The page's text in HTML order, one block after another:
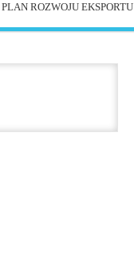
PLAN ROZWOJU EKSPORTU